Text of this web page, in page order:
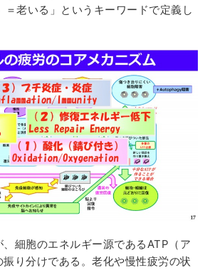
老いる」というキーワードで定義し
細胞のエネルギー源であるATP（ア
り分けである。老化や慢性疲労の状